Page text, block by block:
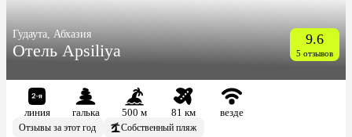
Гудаута, Абхазия
Отель Apsiliya
9.6
5 отзывов
линия галька 500 м 81 км
везде
Отзывы за этот год
Собственный пляж